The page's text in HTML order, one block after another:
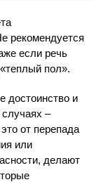
рекомендуется
если речь
пол».
достоинство и
–
от перепада
или
делают